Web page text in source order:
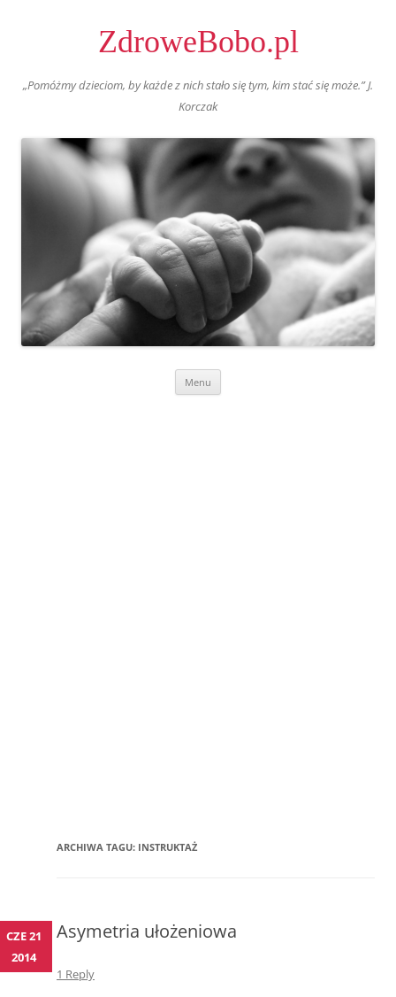
ZdroweBobo.pl
„Pomóżmy dzieciom, by każde z nich stało się tym, kim stać się może.” J.
Korczak
Menu
ARCHIWA TAGU: INSTRUKTAŻ
Asymetria ułożeniowa
1 Reply
CZE 21
2014